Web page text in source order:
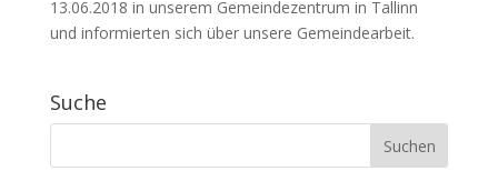
13.06.2018 in unserem Gemeindezentrum in Tallinn
und informierten sich über unsere Gemeindearbeit.
Suche